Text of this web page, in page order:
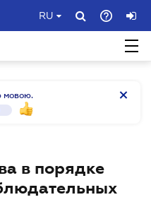
RU
мовою.
в порядке